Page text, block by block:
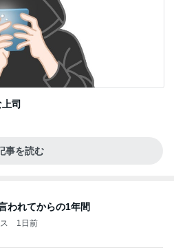
司
事を読む
われてからの1年間
1日前